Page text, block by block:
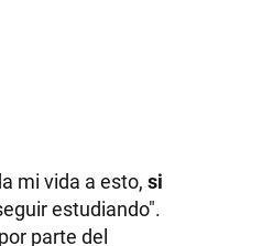
mi vida a esto, si
estudiando".
parte del